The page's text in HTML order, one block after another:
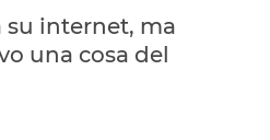
su internet, ma
una cosa del